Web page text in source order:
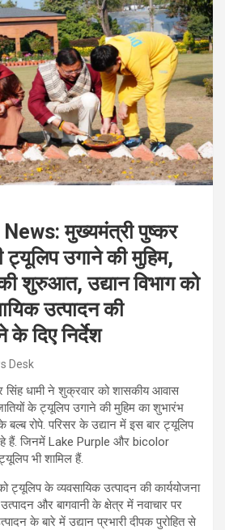
मुख्यमंत्री पुष्कर
ट्यूलिप उगाने की मुहिम,
शुरुआत, उद्यान विभाग को
उत्पादन की
के दिए निर्देश
Desk
सिंह धामी ने शुक्रवार को शासकीय आवास
के ट्यूलिप उगाने की मुहिम का शुभारंभ
बल्ब रोपे. परिसर के उद्यान में इस बार ट्यूलिप
हैं. जिनमें Lake Purple और bicolor
भी शामिल हैं.
ट्यूलिप के व्यवसायिक उत्पादन की कार्ययोजना
और बागवानी के क्षेत्र में नवाचार पर
के बारे में उद्यान प्रभारी दीपक पुरोहित से